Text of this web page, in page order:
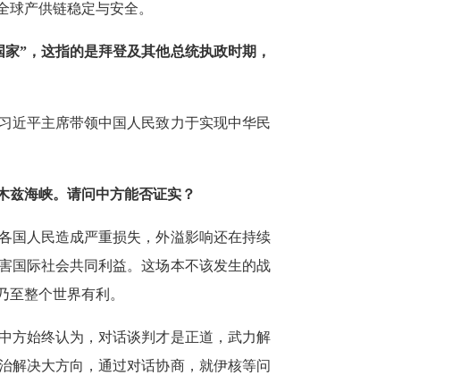
产供链稳定与安全。
”，这指的是拜登及其他总统执政时期，
近平主席带领中国人民致力于实现中华民
兹海峡。请问中方能否证实？
国人民造成严重损失，外溢影响还在持续
国际社会共同利益。这场本不该发生的战
整个世界有利。
方始终认为，对话谈判才是正道，武力解
解决大方向，通过对话协商，就伊核等问